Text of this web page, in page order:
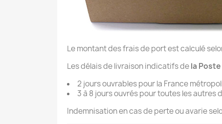
Le montant des frais de port est calculé
Les délais de livraison indicatifs dela Poste
2 jours ouvrables pour la France
3 à 8 jours ouvrés pour toutes les autres
Indemnisation en cas de perte ou avarie